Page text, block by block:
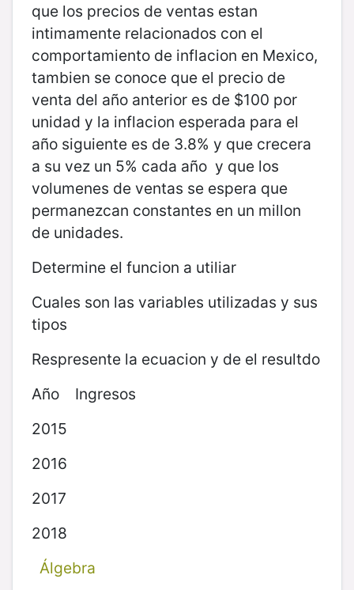
que los precios de ventas estan
intimamente relacionados con el
comportamiento de inflacion en Mexico,
tambien se conoce que el precio de
venta del año anterior es de $100 por
unidad y la inflacion esperada para el
año siguiente es de 3.8% y que crecera
a su vez un 5% cada año y que los
volumenes de ventas se espera que
permanezcan constantes en un millon
de unidades.
Determine el funcion a utiliar
Cuales son las variables utilizadas y sus
tipos
Respresente la ecuacion y de el resultdo
Año Ingresos
2015
2016
2017
2018
Álgebra